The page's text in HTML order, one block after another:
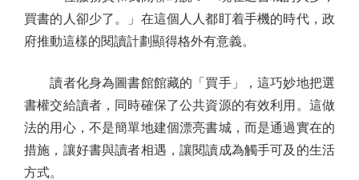
買書的人卻少了。」在這個人人都盯着手機的時代，政
府推動這樣的閱讀計劃顯得格外有意義。
讀者化身為圖書館館藏的「買手」，這巧妙地把選
書權交給讀者，同時確保了公共資源的有效利用。這做
法的用心，不是簡單地建個漂亮書城，而是通過實在的
措施，讓好書與讀者相遇，讓閱讀成為觸手可及的生活
方式。